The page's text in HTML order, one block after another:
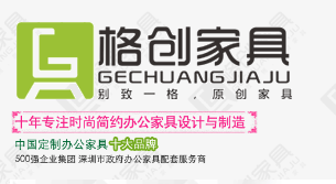
首页
茶台茶桌
多媒体会议室家具